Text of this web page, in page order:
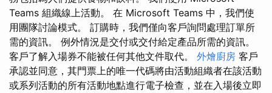
Teams 組織線上活動。 在 Microsoft Teams 中，我們使
用團隊討論模式。 訂購時，我們僅向客戶詢問處理訂單所
需的資訊。 例外情況是交付或交付給定產品所需的資訊。
客戶了解入場券不能被任何其他文件取代。 外燴廚房 客戶
承認並同意，其門票上的唯一代碼將由活動組織者在該活動
或系列活動的所有活動地點進行電子檢查，並在入場後立即